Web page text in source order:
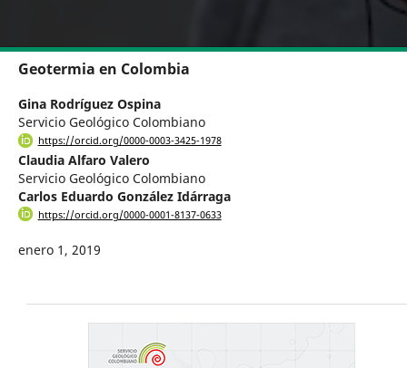
Geotermia en Colombia
Gina Rodríguez Ospina
Servicio Geológico Colombiano
https://orcid.org/0000-0003-3425-1978
Claudia Alfaro Valero
Servicio Geológico Colombiano
Carlos Eduardo González Idárraga
https://orcid.org/0000-0001-8137-0633
enero 1, 2019